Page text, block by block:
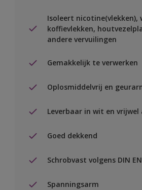
Isoleert nicotine(vlekken),
koffievlekken,
andere vervuilingen
Gemakkelijk te verwerken
Oplosmiddelvrij en
Leverbaar in wit en vrijwel
Goed dekkend
Schrobvast volgens DIN
Spanningsarm